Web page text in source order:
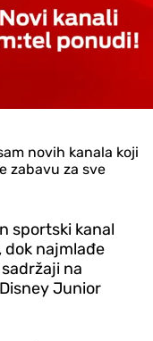
novih kanala koji
zabavu za sve
sportski kanal
dok najmlađe
na
Junior